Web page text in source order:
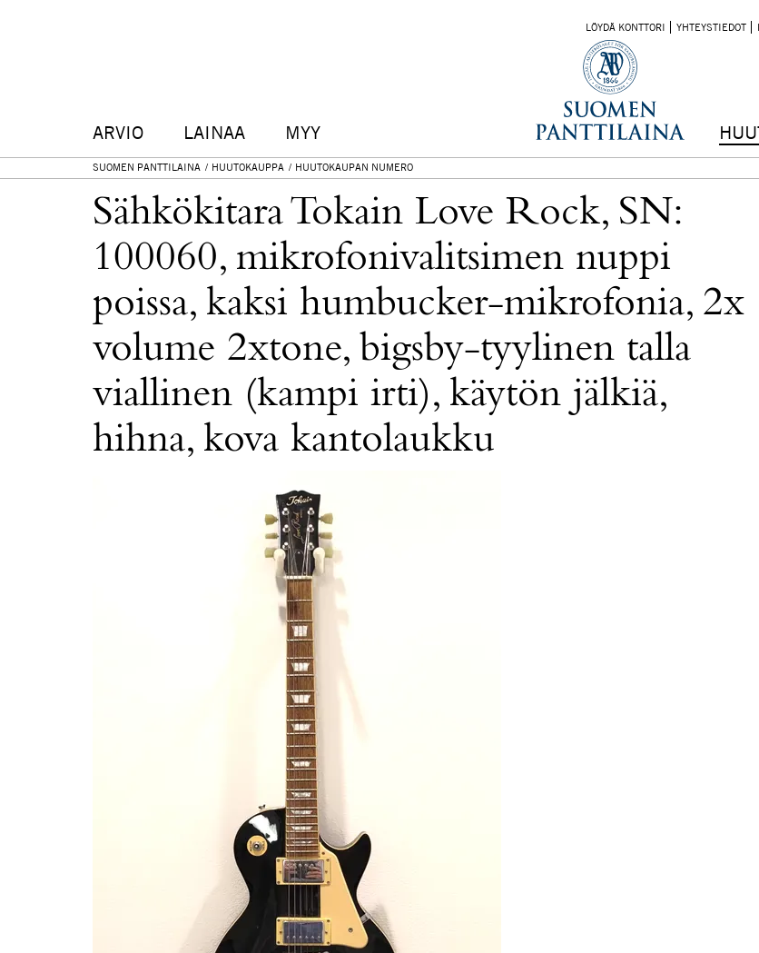
LÖYDÄ KONTTORI YHTEYSTIEDOT
ARVIO LAINAA MYY
SUOMEN PANTTILAINA HUUTOKAUPPA HUUTOKAUPAN NUMERO
Sähkökitara Tokain Love Rock, SN:
100060, mikrofonivalitsimen nuppi
poissa, kaksi humbucker-mikrofonia, 2x
volume 2xtone, bigsby-tyylinen talla
viallinen (kampi irti), käytön jälkiä,
hihna, kova kantolaukku